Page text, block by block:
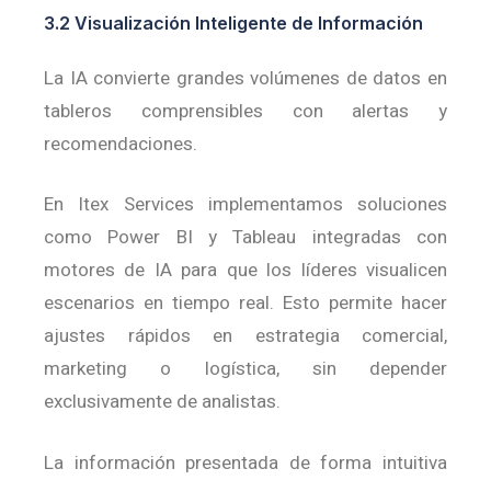
3.2 Visualización Inteligente de Información
La IA convierte grandes volúmenes de datos en
tableros comprensibles con alertas y
recomendaciones.
En Itex Services implementamos soluciones
como Power BI y Tableau integradas con
motores de IA para que los líderes visualicen
escenarios en tiempo real. Esto permite hacer
ajustes rápidos en estrategia comercial,
marketing o logística, sin depender
exclusivamente de analistas.
La información presentada de forma intuitiva